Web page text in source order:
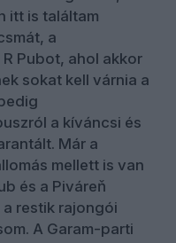
itt is találtam
a
Pubot, ahol akkor
sokat kell várnia a
a kíváncsi és
Már a
mellett is van
és a Piváreň
restik rajongói
A Garam-parti